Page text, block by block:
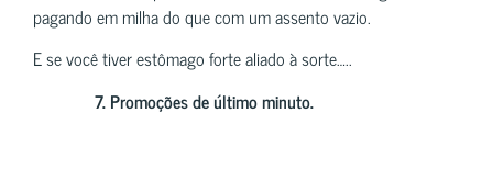
pagando em milha do que com um assento vazio.
E se você tiver estômago forte aliado à sorte…..
7.Promoções de último minuto.